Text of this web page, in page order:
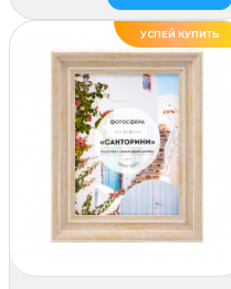
УСПЕЙ КУПИТЬ
ДЕЛАЕМ САМИ